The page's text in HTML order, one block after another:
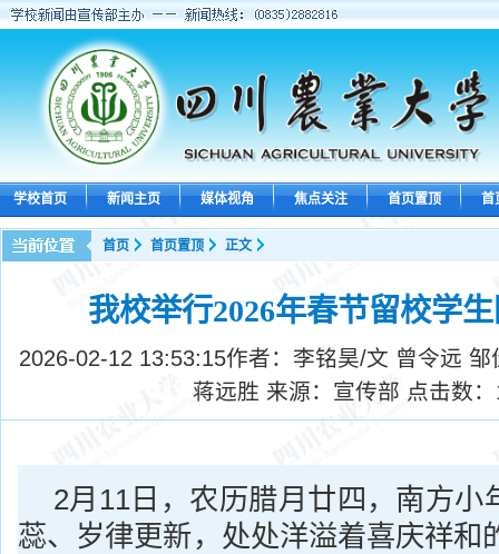
学校首页 新闻主页 媒体视角 焦点关注 首页置顶 首
首页 首页置顶 正文
我校举行2026年春节留校学
2026-02-12 13:53:15作者：李铭昊/文 曾令远
蒋远胜 来源：宣传部 点击数：
2月11日，农历腊月廿四，南方小
蕊、岁律更新，处处洋溢着喜庆祥和